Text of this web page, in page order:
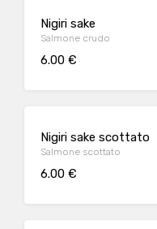
Nigiri sake
Salmone crudo
6.00 €
Nigiri sake scottato
Salmone scottato
6.00 €